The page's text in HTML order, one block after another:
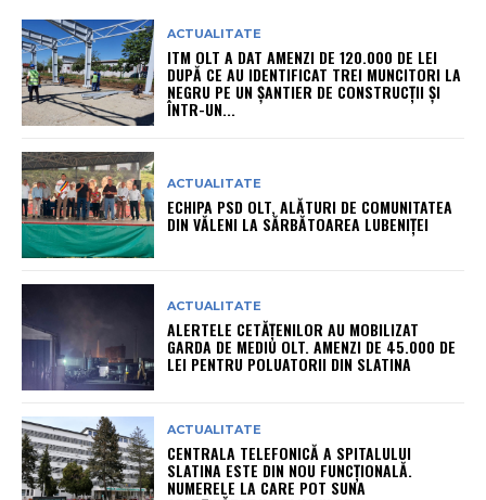
ACTUALITATE
ITM OLT A DAT AMENZI DE 120.000 DE LEI
DUPĂ CE AU IDENTIFICAT TREI MUNCITORI LA
NEGRU PE UN ȘANTIER DE CONSTRUCȚII ȘI
ÎNTR-UN...
ACTUALITATE
ECHIPA PSD OLT, ALĂTURI DE COMUNITATEA
DIN VĂLENI LA SĂRBĂTOAREA LUBENIȚEI
ACTUALITATE
ALERTELE CETĂȚENILOR AU MOBILIZAT
GARDA DE MEDIU OLT. AMENZI DE 45.000 DE
LEI PENTRU POLUATORII DIN SLATINA
ACTUALITATE
CENTRALA TELEFONICĂ A SPITALULUI
SLATINA ESTE DIN NOU FUNCȚIONALĂ.
NUMERELE LA CARE POT SUNA